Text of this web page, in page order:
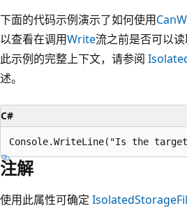
下面的代码示例演示了如何使用
以查看在调用Write流之前是否可以读
此示例的完整上下文，请参阅
述。
C#
注解
使用此属性可确定